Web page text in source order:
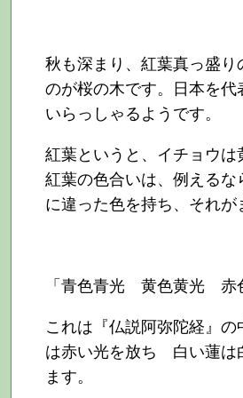
秋も深まり、紅葉真っ盛
のが桜の木です。日本を
いらっしゃるようです。
紅葉というと、イチョウ
紅葉の色合いは、例える
に違った色を持ち、それ
「青色青光 黄色黄光 赤
これは『仏説阿弥陀経』
は赤い光を放ち 白い蓮は
ます。